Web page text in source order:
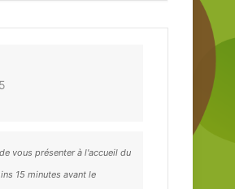
vous présenter à l'accueil du
15 minutes avant le